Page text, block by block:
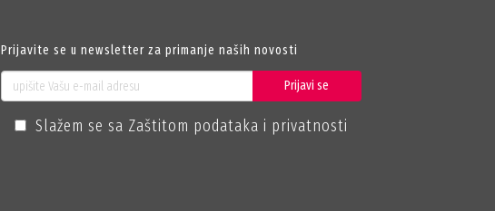
Prijavite se u newsletter za primanje naših novosti
Prijavi se
Slažem se sa Zaštitom podataka i privatnosti